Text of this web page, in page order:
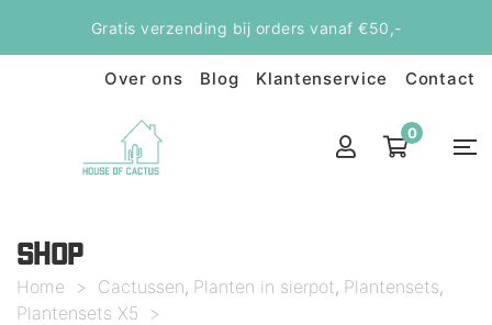
Gratis verzending bij orders vanaf €50,-
Over ons Blog Klantenservice Contact
0
SHOP
Home > Cactussen, Planten in sierpot, Plantensets,
Plantensets X5
>